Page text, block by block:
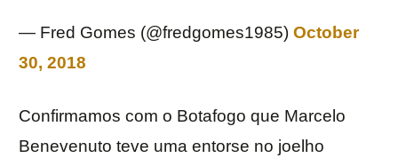
— Fred Gomes (@fredgomes1985) October
30, 2018
Confirmamos com o Botafogo que Marcelo
Benevenuto teve uma entorse no joelho